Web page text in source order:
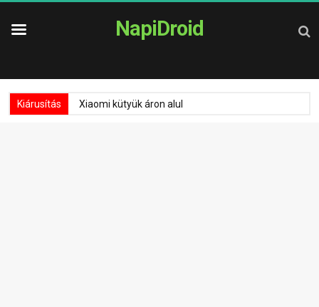
NapiDroid
Kiárusítás Xiaomi kütyük áron alul